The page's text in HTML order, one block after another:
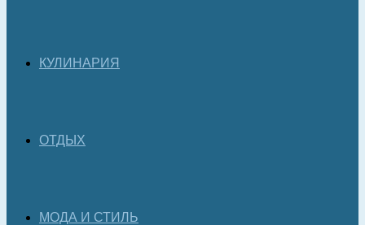
КУЛИНАРИЯ
ОТДЫХ
МОДА И СТИЛЬ